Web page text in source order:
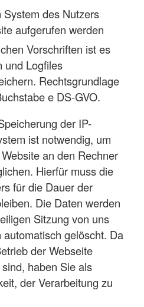
des Nutzers
aufgerufen werden
Vorschriften ist es
und Logfiles
Rechtsgrundlage
e DS-GVO.
der IP-
ist notwendig, um
an den Rechner
Hierfür muss die
für die Dauer der
Die Daten werden
Sitzung von uns
gelöscht. Da
der Webseite
haben Sie als
der Verarbeitung zu